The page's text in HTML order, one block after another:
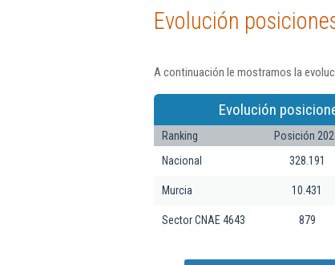
Evolución
A continuación le mostramos la
Evolución
Ranking Posición
Nacional
328.191
Murcia 10.431
Sector CNAE 4643 879